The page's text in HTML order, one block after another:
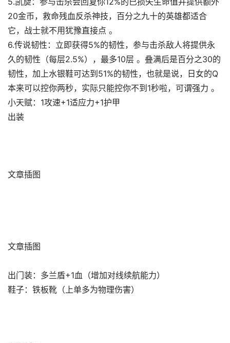
20金币，救命残血反杀神技，百分之九十的英雄都适合
它，战士就不用犹豫直接点 。
6.传说韧性：立即获得5%的韧性，参与击杀敌人将提供永
久的韧性（每层2.5%），最多10层 。叠满后是百分之30的
韧性，加上水银鞋可达到51%的韧性，也就是说，日女的Q
本来可以控你两秒，实际只能控你不到1秒啦，可谓强力 。
小天赋：1攻速+1适应力+1护甲
出装
文章插图
文章插图
出门装：多兰盾+1血（增加对线续航能力）
鞋子：铁板靴（上单多为物理伤害）